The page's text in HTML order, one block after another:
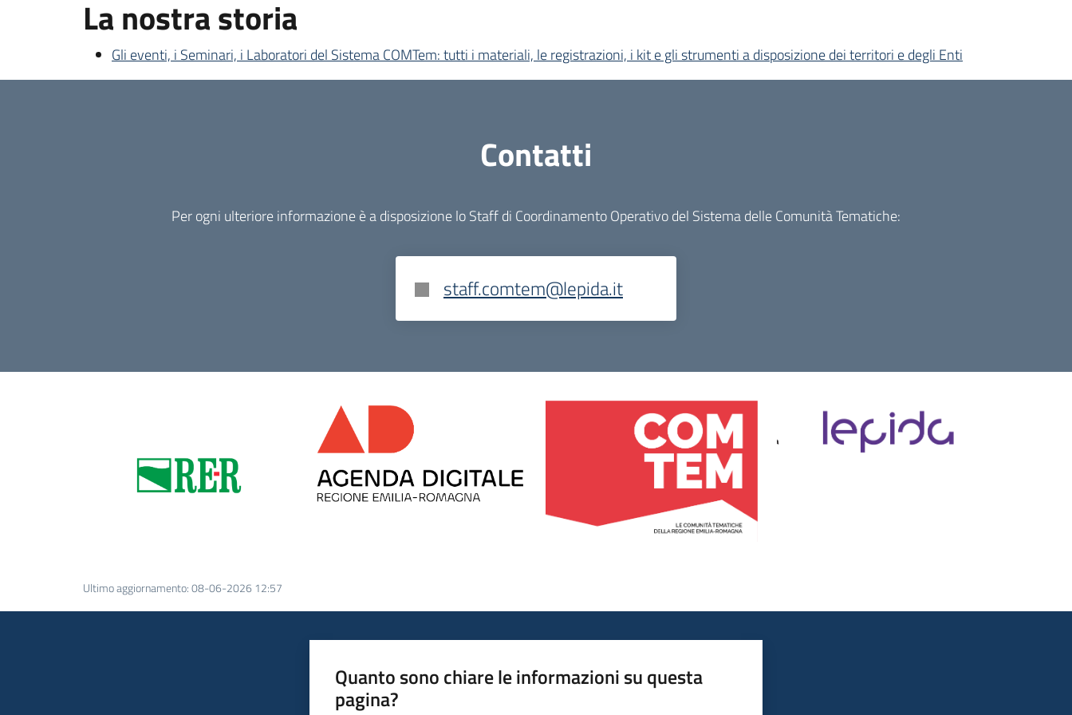
La nostra storia
Gli eventi, i Seminari, i Laboratori del Sistema COMTem: tutti i materiali, le registrazioni, i kit e gli strumenti a disposizione dei territori e degli Enti
Contatti
Per ogni ulteriore informazione è a disposizione lo Staff di Coordinamento Operativo del Sistema delle Comunità Tematiche:
staff.comtem@lepida.it
Ultimo aggiornamento:08-06-2026 12:57
Quanto sono chiare le informazioni su questa
pagina?